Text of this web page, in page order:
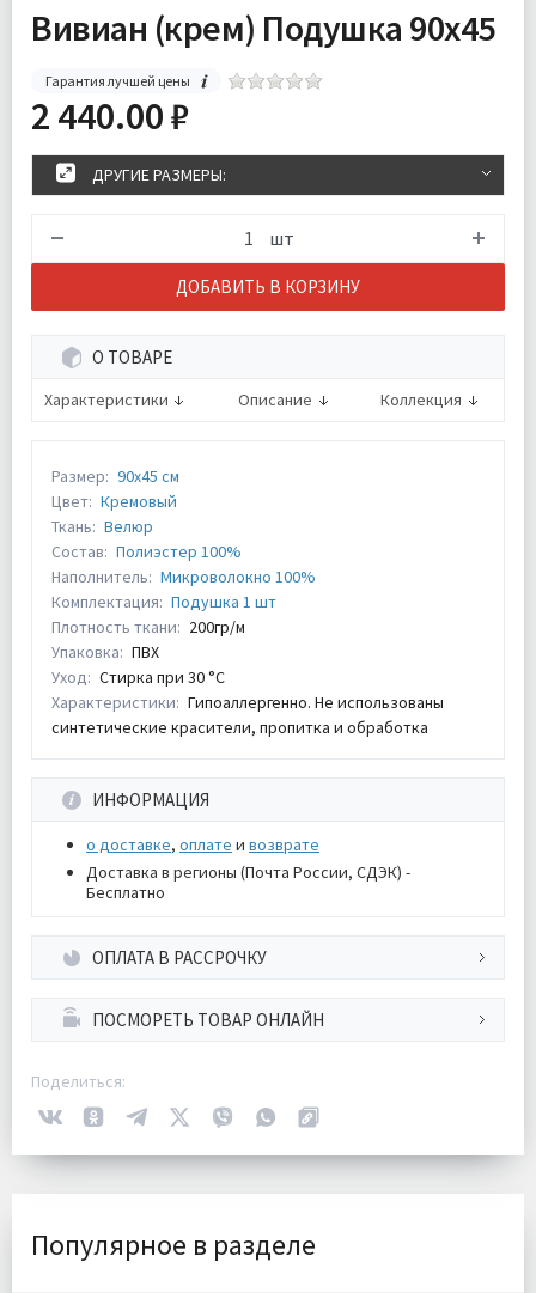
Вивиан (крем) Подушка 90х45
Гарантия лучшей цены
2 440.00 ₽
ДРУГИЕ РАЗМЕРЫ:
шт
ДОБАВИТЬ В КОРЗИНУ
О ТОВАРЕ
Характеристики Описание Коллекция
Размер: 90x45 см
Цвет: Кремовый
Ткань: Велюр
Состав: Полиэстер 100%
Наполнитель: Микроволокно 100%
Комплектация: Подушка 1 шт
Плотность ткани: 200гр/м
Упаковка: ПВХ
Уход: Стирка при 30 °С
Характеристики: Гипоаллергенно. Не использованы
синтетические красители, пропитка и обработка
ИНФОРМАЦИЯ
о доставке, оплате и возврате
Доставка в регионы (Почта России, СДЭК) -
Бесплатно
ОПЛАТА В РАССРОЧКУ
ПОСМОРЕТЬ ТОВАР ОНЛАЙН
Поделиться:
Популярное в разделе